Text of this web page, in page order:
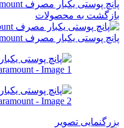
پانچ پوستی یکبار مصرف 1m 1-PUNCH Paramount
بازگشت به محصولات
پانچ پوستی یکبار مصرف 2m 2-PUNCH Paramount
بزرگنمایی تصویر